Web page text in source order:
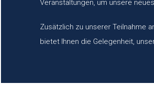
Veranstaltungen, um unsere
Zusätzlich zu unserer Teilnahme
bietet Ihnen die Gelegenheit,